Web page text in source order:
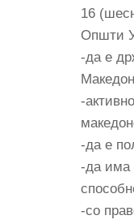
16
Општи
-да е
-
-да е
-да има
-со